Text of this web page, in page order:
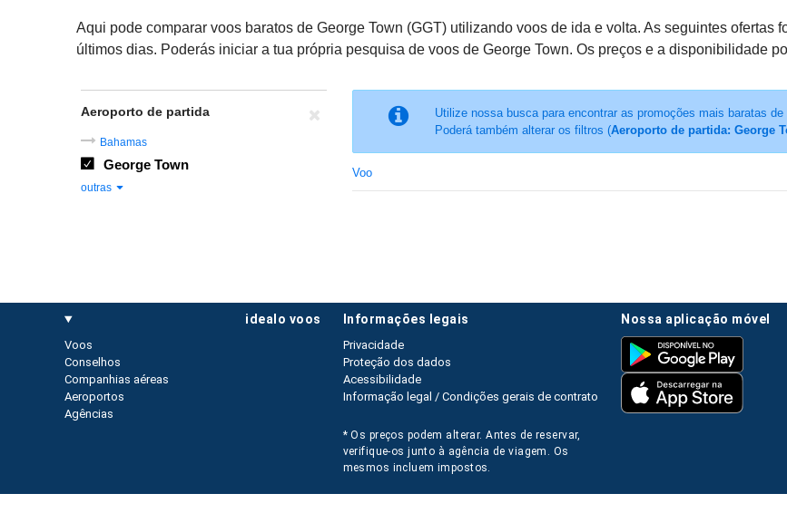
Aqui pode comparar voos baratos de George Town (GGT) utilizando voos de ida e volta. As seguintes ofertas
últimos dias. Poderás iniciar a tua própria pesquisa de voos de George Town. Os preços e a disponibilidade
Utilize nossa busca para encontrar as promoções mais baratas
Poderá também alterar os filtros (Aeroporto de partida: George
Voo
Aeroporto de partida
Bahamas
George Town
outras
idealo voos
Voos
Conselhos
Companhias aéreas
Aeroportos
Agências
nossa aplicação móvel
informações legais
Privacidade
Proteção dos dados
Acessibilidade
Informação legal / Condições gerais de contrato
* Os preços podem alterar. Antes de reservar,
verifique-os junto à agência de viagem. Os
mesmos incluem impostos.